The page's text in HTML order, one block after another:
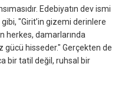
Edebiyatın dev ismi
"Girit’in gizemi derinlere
herkes, damarlarında
gücü hisseder." Gerçekten de
bir tatil değil, ruhsal bir